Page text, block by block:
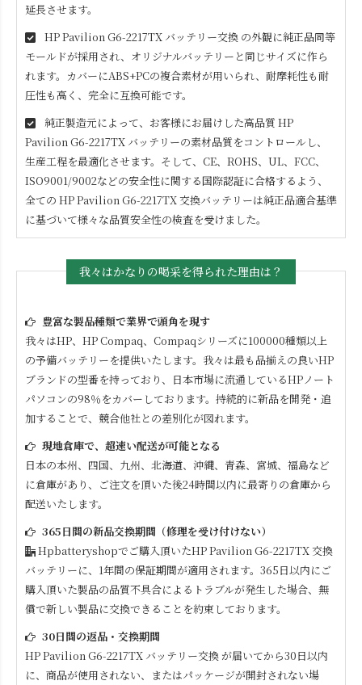
延長させます。
HP Pavilion G6-2217TX バッテリー交換 の外観に純正品同等
モールドが採用され、オリジナルバッテリーと同じサイズに作ら
れます。カバーにABS+PCの複合素材が用いられ、耐摩耗性も耐
圧性も高く、完全に互換可能です。
純正製造元によって、お客様にお届けした高品質 HP
Pavilion G6-2217TX バッテリーの素材品質をコントロールし、
生産工程を最適化させます。そして、CE、ROHS、UL、FCC、
ISO9001/9002などの安全性に関する国際認証に合格するよう、
全ての HP Pavilion G6-2217TX交換バッテリーは純正品適合基準
に基づいて様々な品質安全性の検査を受けました。
我々はかなりの喝采を得られた理由は？
豊富な製品種類で業界で頭角を現す
我々はHP、HP Compaq、Compaqシリーズに100000種類以上
の予備バッテリーを提供いたします。我々は最も品揃えの良いHP
ブランドの型番を持っており、日本市場に流通しているHPノート
パソコンの98％をカバーしております。持続的に新品を開発・追
加することで、競合他社との差別化が図れます。
現地倉庫で、超速い配送が可能となる
日本の本州、四国、九州、北海道、沖縄、青森、宮城、福島など
に倉庫があり、ご注文を頂いた後24時間以内に最寄りの倉庫から
配送いたします。
365日間の新品交換期間（修理を受け付けない）
Hpbatteryshopでご購入頂いたHP Pavilion G6-2217TX交換
バッテリーに、1年間の保証期間が適用されます。365日以内にご
購入頂いた製品の品質不具合によるトラブルが発生した場合、無
償で新しい製品に交換できることを約束しております。
30日間の返品・交換期間
HP Pavilion G6-2217TX バッテリー交換 が届いてから30日以内
に、商品が使用されない、またはパッケージが開封されない場